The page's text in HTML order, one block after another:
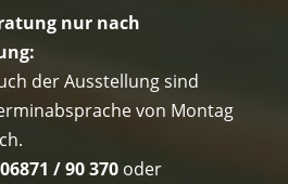
nur nach
der Ausstellung sind
von Montag
06871 / 90 370 oder